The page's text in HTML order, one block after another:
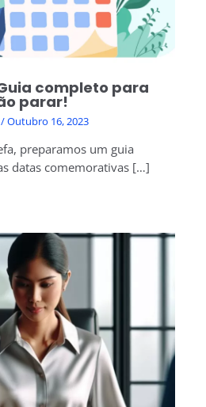
completo para
parar!
/Outubro 16, 2023
preparamos um guia
datas comemorativas […]